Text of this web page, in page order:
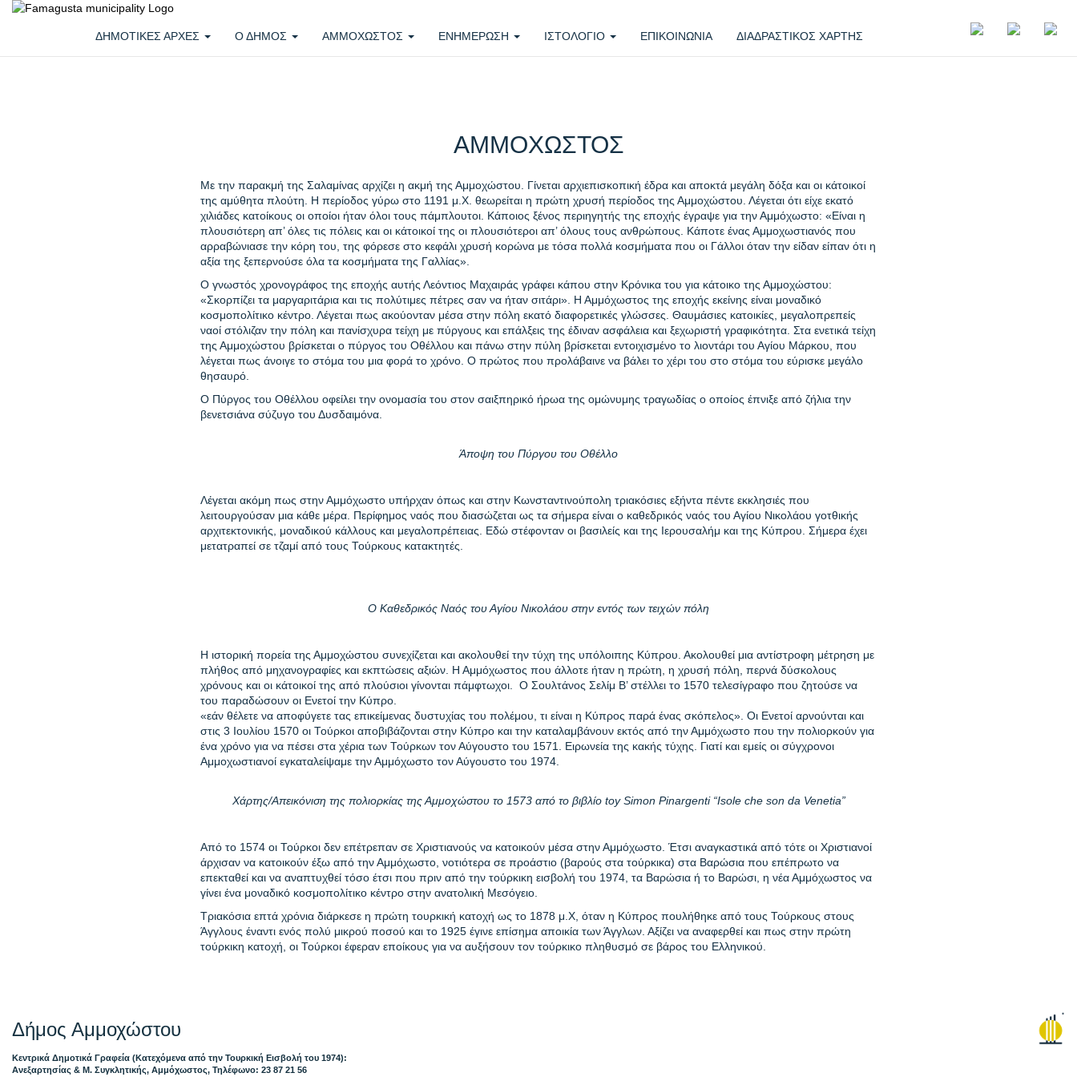
ΔΗΜΟΤΙΚΕΣ ΑΡΧΕΣ Ο ΔΗΜΟΣ ΑΜΜΟΧΩΣΤΟΣ ΕΝΗΜΕΡΩΣΗ ΙΣΤΟΛΟΓΙΟ ΕΠΙΚΟΙΝΩΝΙΑ ΔΙΑΔΡΑΣΤΙΚΟΣ ΧΑΡΤΗΣ
ΑΜΜΟΧΩΣΤΟΣ
Με την παρακμή της Σαλαμίνας αρχίζει η ακμή της Αμμοχώστου. Γίνεται αρχιεπισκοπική έδρα και αποκτά μεγάλη δόξα και οι κάτοικοί
της αμύθητα πλούτη. Η περίοδος γύρω στο 1191 μ.Χ. θεωρείται η πρώτη χρυσή περίοδος της Αμμοχώστου. Λέγεται ότι είχε εκατό
χιλιάδες κατοίκους οι οποίοι ήταν όλοι τους πάμπλουτοι. Κάποιος ξένος περιηγητής της εποχής έγραψε για την Αμμόχωστο: «Είναι η
πλουσιότερη απ’ όλες τις πόλεις και οι κάτοικοί της οι πλουσιότεροι απ’ όλους τους ανθρώπους. Κάποτε ένας Αμμοχωστιανός που
αρραβώνιασε την κόρη του, της φόρεσε στο κεφάλι χρυσή κορώνα με τόσα πολλά κοσμήματα που οι Γάλλοι όταν την είδαν είπαν ότι η
αξία της ξεπερνούσε όλα τα κοσμήματα της Γαλλίας».
Ο γνωστός χρονογράφος της εποχής αυτής Λεόντιος Μαχαιράς γράφει κάπου στην Κρόνικα του για κάτοικο της Αμμοχώστου:
«Σκορπίζει τα μαργαριτάρια και τις πολύτιμες πέτρες σαν να ήταν σιτάρι». Η Αμμόχωστος της εποχής εκείνης είναι μοναδικό
κοσμοπολίτικο κέντρο. Λέγεται πως ακούονταν μέσα στην πόλη εκατό διαφορετικές γλώσσες. Θαυμάσιες κατοικίες, μεγαλοπρεπείς
ναοί στόλιζαν την πόλη και πανίσχυρα τείχη με πύργους και επάλξεις της έδιναν ασφάλεια και ξεχωριστή γραφικότητα. Στα ενετικά τείχη
της Αμμοχώστου βρίσκεται ο πύργος του Οθέλλου και πάνω στην πύλη βρίσκεται εντοιχισμένο το λιοντάρι του Αγίου Μάρκου, που
λέγεται πως άνοιγε το στόμα του μια φορά το χρόνο. Ο πρώτος που προλάβαινε να βάλει το χέρι του στο στόμα του εύρισκε μεγάλο
θησαυρό.
Ο Πύργος του Οθέλλου οφείλει την ονομασία του στον σαιξπηρικό ήρωα της ομώνυμης τραγωδίας ο οποίος έπνιξε από ζήλια την
βενετσιάνα σύζυγο του Δυσδαιμόνα.
Άποψη του Πύργου του Οθέλλο
Λέγεται ακόμη πως στην Αμμόχωστο υπήρχαν όπως και στην Κωνσταντινούπολη τριακόσιες εξήντα πέντε εκκλησιές που
λειτουργούσαν μια κάθε μέρα. Περίφημος ναός που διασώζεται ως τα σήμερα είναι ο καθεδρικός ναός του Αγίου Νικολάου γοτθικής
αρχιτεκτονικής, μοναδικού κάλλους και μεγαλοπρέπειας. Εδώ στέφονταν οι βασιλείς και της Ιερουσαλήμ και της Κύπρου.Σήμεραέχει
μετατραπεί σετζαμί από τους Τούρκους κατακτητές.
Ο Καθεδρικός Ναός του Αγίου Νικολάου στην εντός των τειχών πόλη
Η ιστορική πορεία της Αμμοχώστου συνεχίζεται και ακολουθεί την τύχη της υπόλοιπης Κύπρου. Ακολουθεί μια αντίστροφη μέτρηση με
πλήθος από μηχανογραφίες και εκπτώσεις αξιών. Η Αμμόχωστος που άλλοτε ήταν η πρώτη, η χρυσή πόλη, περνά δύσκολους
χρόνους και οι κάτοικοί της από πλούσιοι γίνονται πάμφτωχοι. Ο Σουλτάνος Σελίμ Β’ στέλλει το 1570 τελεσίγραφο που ζητούσε να
του παραδώσουν οι Ενετοί την Κύπρο.
«εάν θέλετε να αποφύγετε τας επικείμενας δυστυχίας του πολέμου, τι είναι η Κύπρος παρά ένας σκόπελος». Οι Ενετοί αρνούνται και
στις 3 Ιουλίου 1570 οι Τούρκοι αποβιβάζονται στην Κύπρο και την καταλαμβάνουν εκτός από την Αμμόχωστο που την πολιορκούν για
ένα χρόνο για να πέσει στα χέρια των Τούρκων τον Αύγουστο του 1571. Ειρωνεία της κακής τύχης. Γιατί και εμείς οι σύγχρονοι
Αμμοχωστιανοί εγκαταλείψαμε την Αμμόχωστο τον Αύγουστο του 1974.
Χάρτης/Απεικόνιση της πολιορκίας της Αμμοχώστου το 1573 από το βιβλίο toy Simon Pinargenti“Isole che son da Venetia”
Από το 1574 οι Τούρκοι δεν επέτρεπαν σε Χριστιανούς να κατοικούν μέσα στην Αμμόχωστο. Έτσι αναγκαστικά από τότε οι Χριστιανοί
άρχισαν να κατοικούν έξω από την Αμμόχωστο, νοτιότερα σε προάστιο (βαρούς στα τούρκικα) στα Βαρώσια που επέπρωτο να
επεκταθεί και να αναπτυχθεί τόσο έτσι που πριν από την τούρκικη εισβολή του 1974, τα Βαρώσια ή το Βαρώσι, η νέα Αμμόχωστος να
γίνει ένα μοναδικό κοσμοπολίτικο κέντρο στην ανατολική Μεσόγειο.
Τριακόσια επτά χρόνια διάρκεσε η πρώτη τουρκική κατοχή ως το 1878 μ.Χ, όταν η Κύπρος πουλήθηκε από τους Τούρκους στους
Άγγλους έναντι ενός πολύ μικρού ποσού και το 1925 έγινε επίσημα αποικία των Άγγλων. Αξίζει να αναφερθεί και πως στην πρώτη
τούρκικη κατοχή, οι Τούρκοι έφεραν εποίκους για να αυξήσουν τον τούρκικο πληθυσμό σε βάρος του Ελληνικού.
Δήμος Αμμοχώστου
Κεντρικά Δημοτικά Γραφεία (Κατεχόμενα από την Τουρκική Εισβολή του 1974):
Ανεξαρτησίας & Μ. Συγκλητικής, Αμμόχωστος, Τηλέφωνο: 23 87 21 56